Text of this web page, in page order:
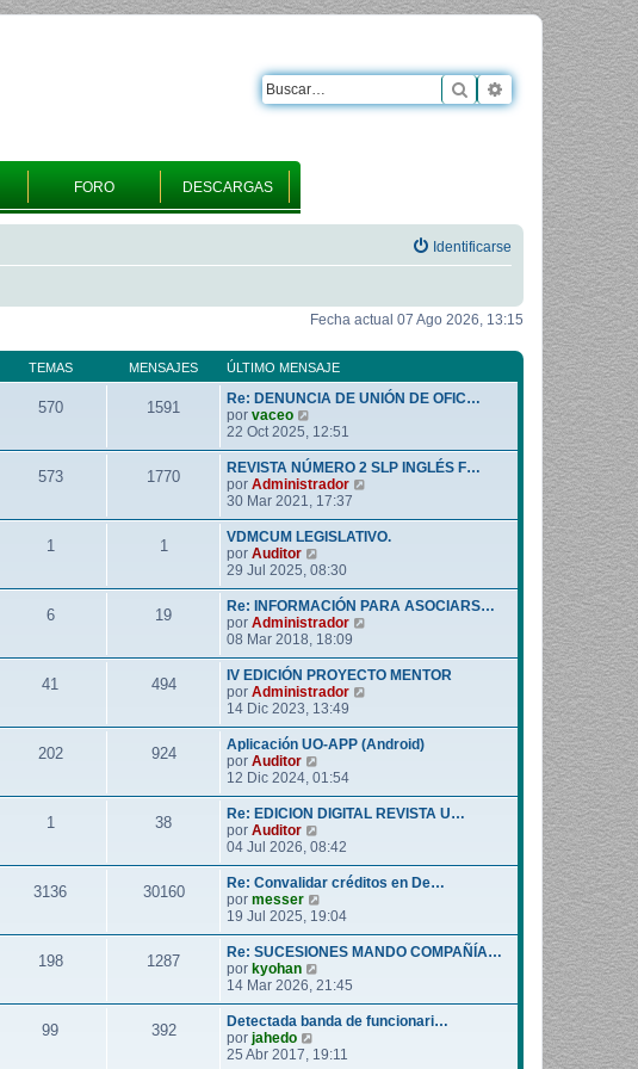
FORO DESCARGAS
Buscar Búsqueda
Identificarse
Fecha actual 07 Ago 2026, 13:15
TEMAS MENSAJES ÚLTIMO MENSAJE
570 1591
Re: DENUNCIA DE UNIÓN DE OFIC…
por vaceo
e
r
ú
l
m
o
m
n
s
a
j
e
22 Oct 2025, 12:51
573 1770
REVISTA NÚMERO 2 SLP INGLÉS F…
por Administrador
r
ú
m
n
s
e
30 Mar 2021, 17:37
1 1
VDMCUM LEGISLATIVO.
por Auditor
e
r
ú
l
t
m
o
m
n
s
a
j
e
29 Jul 2025, 08:30
6 19
Re: INFORMACIÓN PARA ASOCIARS…
por Administrador
r
ú
m
n
s
e
08 Mar 2018, 18:09
41 494
IV EDICIÓN PROYECTO MENTOR
por Administrador
r
ú
m
n
s
e
14 Dic 2023, 13:49
202 924
Aplicación UO-APP (Android)
por Auditor
e
r
ú
t
m
o
m
n
s
a
j
12 Dic 2024, 01:54
1 38
Re: EDICION DIGITAL REVISTA U…
por Auditor
e
r
ú
l
t
m
m
s
a
j
04 Jul 2026, 08:42
3136 30160
Re: Convalidar créditos en De…
por messer
e
r
ú
t
m
m
19 Jul 2025, 19:04
198 1287
Re: SUCESIONES MANDO COMPAÑÍA…
por kyohan
e
r
ú
t
14 Mar 2026, 21:45
99 392
Detectada banda de funcionari…
por jahedo
e
25 Abr 2017, 19:11